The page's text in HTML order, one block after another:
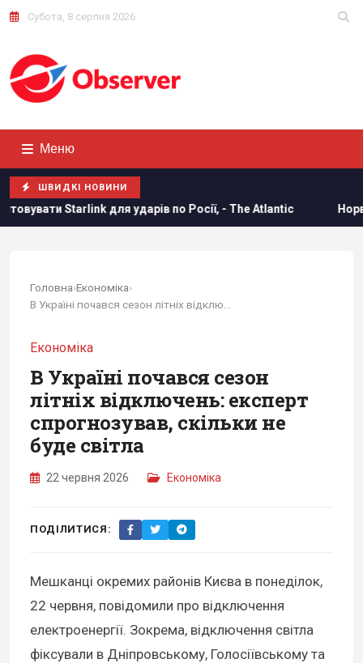
Субота, 8 серпня 2026
Меню
ШВИДКІ НОВИНИ
ударів по Росії, - The Atlantic Норвезькі військові
Головна›Економіка›
Економіка
В Україні почався сезон
літніх відключень: експерт
спрогнозував, скільки не
буде світла
22 червня 2026 Економіка
ПОДІЛИТИСЯ:
Мешканці окремих районів Києва в понеділок,
22 червня, повідомили про відключення
електроенергії. Зокрема, відключення світла
фіксували в Дніпровському, Голосіївському та